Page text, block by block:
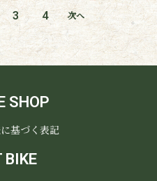
3 4 次へ
SHOP
基づく表記
BIKE